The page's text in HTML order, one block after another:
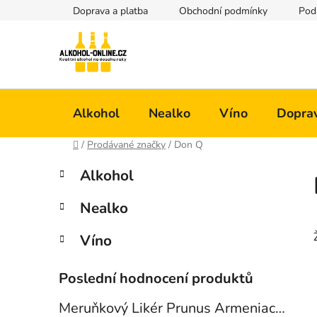
Doprava a platba Obchodní podmínky
Alkohol Nealko Víno
Domů
/ Prodávané značky / Don Q
P
s
r
n
n
Přeskočit
kategorie
K
a
e
o
i
Alkohol
Nealko
Víno
Poslední hodnocení produktů
Meruňkový Likér Prunus Armeniaca 24% 0,7l